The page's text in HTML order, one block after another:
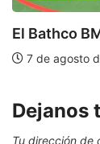
El Bathco
7 de agosto
Dejanos
Tu dirección de